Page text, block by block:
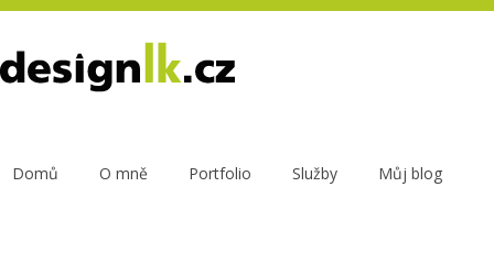
Domů O mně Portfolio Služby Můj blog